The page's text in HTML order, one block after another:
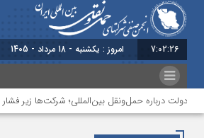
7:02:26 امروز : یکشنبه - 18 مرداد - 1405
دولت درباره حمل‌ونقل بین‌المللی؛ شرکت‌ها زیر فشار